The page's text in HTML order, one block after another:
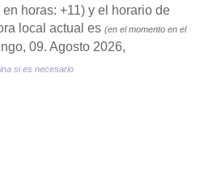
horas: +11) y el horario de
local actual es (en el momento en el
09. Agosto 2026,
si es necesario